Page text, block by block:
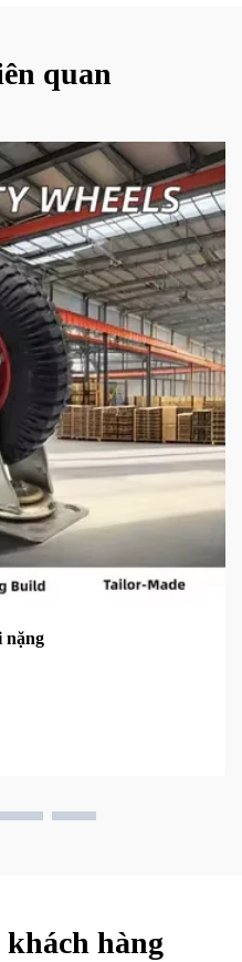
quan
nặng
hàng